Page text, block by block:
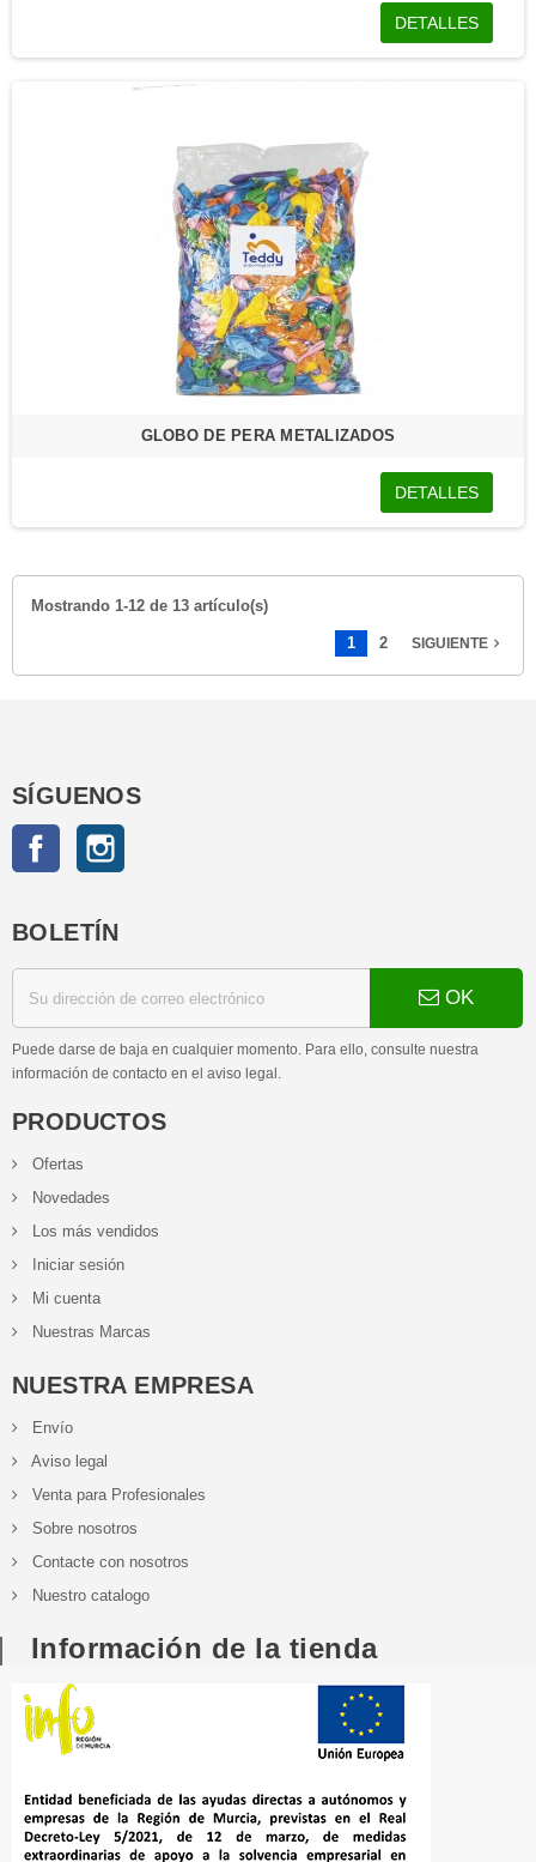
DETALLES
GLOBO DE PERA METALIZADOS
DETALLES
Mostrando 1-12 de 13 artículo(s)
1 2 SIGUIENTE 
SÍGUENOS
Facebook
BOLETÍN
OK
Puede darse de baja en cualquier momento. Para ello, consulte nuestra
información de contacto en el aviso legal.
PRODUCTOS
Ofertas
Novedades
Los más vendidos
Iniciar sesión
Mi cuenta
Nuestras Marcas
NUESTRA EMPRESA
Envío
Aviso legal
Venta para Profesionales
Sobre nosotros
Contacte con nosotros
Nuestro catalogo
Información de la tienda